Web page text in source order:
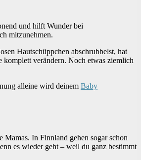
und hilft Wunder bei
mitzunehmen.
Hautschüppchen abschrubbelst, hat
verändern. Noch etwas ziemlich
alleine wird deinem Baby
In Finnland gehen sogar schon
es wieder geht – weil du ganz bestimmt